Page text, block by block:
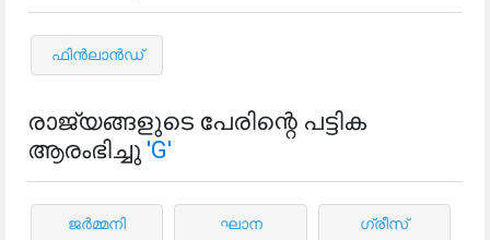
ഫിൻ‌ലാൻ‌ഡ്
രാജ്യങ്ങളുടെ പേരിന്റെ പട്ടിക
ആരംഭിച്ചു 'G'
ജർമ്മനി ഘാന ഗ്രീസ്